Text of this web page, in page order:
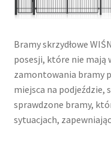
Bramy skrzydłowe
posesji, które nie mają
zamontowania bramy
miejsca na podjeździe,
sprawdzone bramy,
sytuacjach,